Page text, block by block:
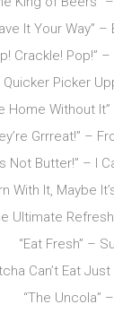
It Your Way” –
Crackle! Pop!”
Quicker Picker
Home Without
Grrreat!” –
Not Butter!” – I
With It, Maybe
Ultimate
“Eat Fresh” –
Can’t Eat Just
“The Uncola”